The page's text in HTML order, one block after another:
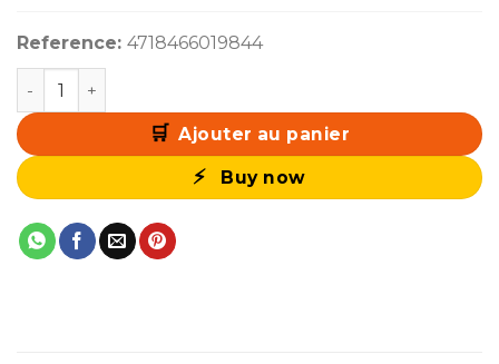
Reference: 4718466019844
quantité de Lian Li O11 Dynamic Mini V2 (White)
Ajouter au panier
Buy now